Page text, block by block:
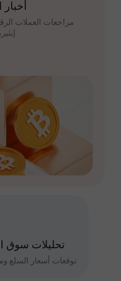
مراجعات العملات
تحليلات سوق
توقعات أسعار السلع